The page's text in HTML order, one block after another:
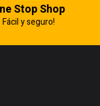
Stop Shop
Fácil y seguro!